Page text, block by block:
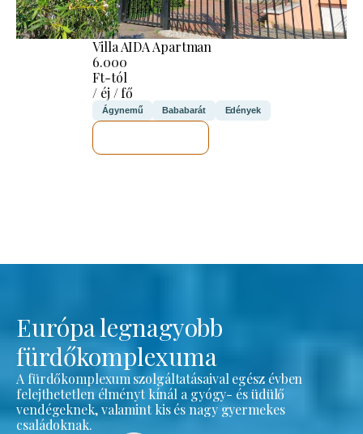
Villa AIDA Apartman
6.000
Ft-tól
/ éj / fő
Ágynemű Bababarát Edények
Európa legnagyobb
fürdőkomplexuma
A fürdőkomplexum szolgáltatásaival egész évben
felejthetetlen élményt kínál a gyógy- és üdülő
vendégeknek, valamint kis és nagy gyermekes
családoknak.